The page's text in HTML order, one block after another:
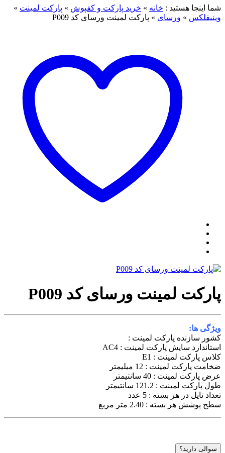
شما اینجا هستید : خانه » خرید پارکت و کفپوش » پارکت لمینت »
وینیفلکس » ورسای » پارکت لمینت ورسای کد P009
پارکت لمینت ورسای کد P009
ویژگی ها:
کشور سازنده پارکت لمینت :
استاندارد سایش پارکت لمینت : AC4
کلاس پارکت لمینت : E1
ضخامت پارکت لمینت : 12 میلیمتر
عرض پارکت لمینت : 40 سانتیمتر
طول پارکت لمینت : 121.2 سانتیمتر
تعداد تایل در هر بسته : 5 عدد
سطح پوشش هر بسته : 2.40 متر مربع
سوالی دارید؟